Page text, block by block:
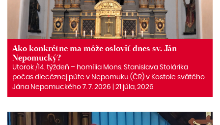
Ako konkrétne ma môže osloviť dnes sv. Ján
Nepomucký?
Utorok /14. týždeň – homília Mons. Stanislava Stolárika
počas diecéznej púte v Nepomuku (ČR) v Kostole svätého
Jána Nepomuckého 7. 7. 2026 | 21 júla, 2026